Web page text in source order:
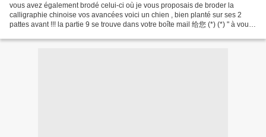
vous avez également brodé celui-ci où je vous proposais de broder la
calligraphie chinoise vos avancées voici un chien , bien planté sur ses 2
pattes avant !!! la partie 9 se trouve dans votre boîte mail 给您 (*) (*) " à vous